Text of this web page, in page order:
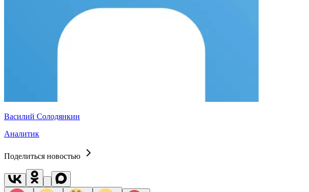
Василий Солодянкин
Аналитик
Поделиться новостью